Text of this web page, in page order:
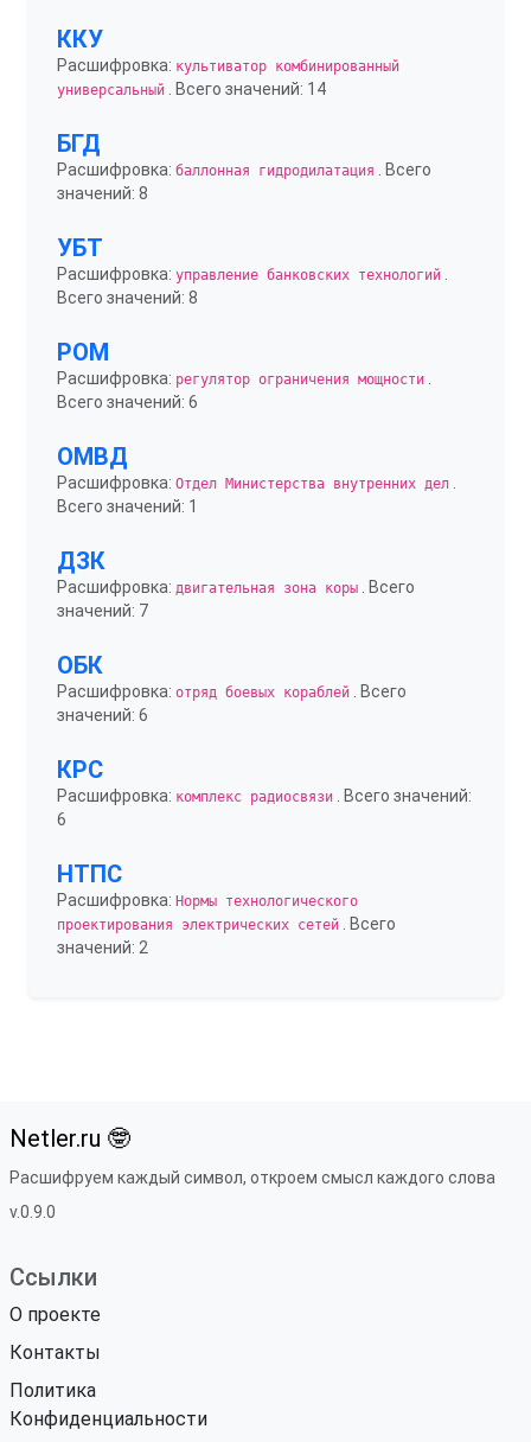
ККУ
Расшифровка: культиватор комбинированный
универсальный . Всего значений: 14
БГД
Расшифровка: баллонная гидродилатация
. Всего
значений: 8
УБТ
Расшифровка: управление банковских технологий
Всего значений: 8
РОМ
Расшифровка: регулятор ограничения мощности
Всего значений: 6
ОМВД
Расшифровка: Отдел Министерства внутренних дел
Всего значений: 1
ДЗК
Расшифровка: двигательная зона коры . Всего
значений: 7
ОБК
Расшифровка: отряд боевых кораблей . Всего
значений: 6
КРС
Расшифровка: комплекс радиосвязи . Всего значений:
6
НТПС
Расшифровка: Нормы технологического
проектирования электрических сетей . Всего
значений: 2
Netler.ru 🤓
Расшифруем каждый символ, откроем смысл каждого слова
v.0.9.0
Ссылки
О проекте
Контакты
Политика
Конфиденциальности